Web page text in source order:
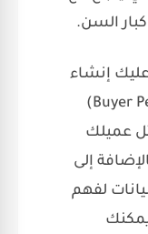
السن.
إنشاء
شخصيات مشترين (Buyer Personas)
عميلك
إلى
لفهم